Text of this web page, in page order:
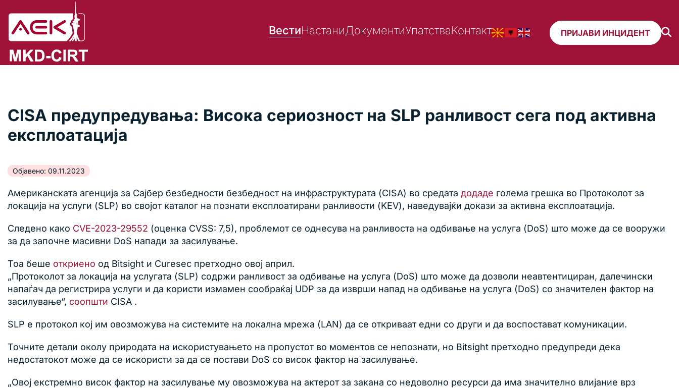
ВестиНастаниДокументиУпатстваКонтакт ПРИЈАВИ ИНЦИДЕНТ
CISA предупредувања: Висока сериозност на SLP ранливост сега под активна
експлоатација
Објавено: 09.11.2023
Американската агенција за Сајбер безбедности безбедност на инфраструктурата (CISA) во средата додаде голема грешка во Протоколот за
локација на услуги (SLP) во својот каталог на познати експлоатирани ранливости (KEV), наведувајќи докази за активна експлоатација.
Следено како CVE-2023-29552 (оценка CVSS: 7,5), проблемот се однесува на ранливоста на одбивање на услуга (DoS) што може да се вооружи
за да започне масивни DoS напади за засилување.
Тоа беше откриено од Bitsight и Curesec претходно овој април.
„Протоколот за локација на услугата (SLP) содржи ранливост за одбивање на услуга (DoS) што може да дозволи неавтентициран, далечински
напаѓач да регистрира услуги и да користи измамен сообраќај UDP за да изврши напад на одбивање на услуга (DoS) со значителен фактор на
засилување“, соопшти CISA .
SLP е протокол кој им овозможува на системите на локална мрежа (LAN) да се откриваат едни со други и да воспостават комуникации.
Точните детали околу природата на искористувањето на пропустот во моментов се непознати, но Bitsight претходно предупреди дека
недостатокот може да се искористи за да се постави DoS со висок фактор на засилување.
„Овој екстремно висок фактор на засилување му овозможува на актерот за закана со недоволно ресурси да има значително влијание врз